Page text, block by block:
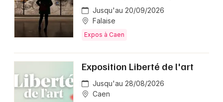
Jusqu'au 20/09/2026
Falaise
Expos à Caen
Exposition Liberté de l'art
Jusqu'au 28/08/2026
Caen